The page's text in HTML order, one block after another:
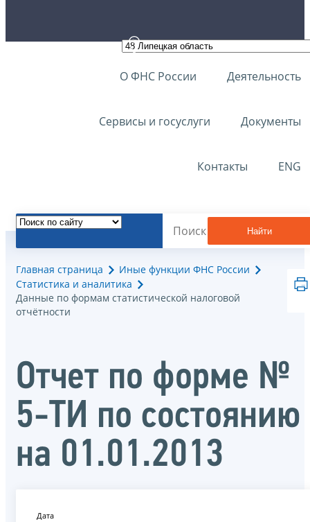
О ФНС России Деятельность
Сервисы и госуслуги Документы
Контакты ENG
Найти
Главная страница
Иные функции ФНС России
Статистика и аналитика
Данные по формам статистической налоговой
отчётности
Отчет по форме №
5-ТИ по состоянию
на 01.01.2013
Дата